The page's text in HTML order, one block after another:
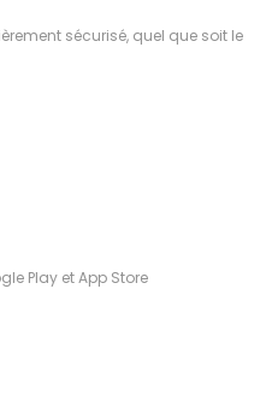
sécurisé, quel que soit le
Play et App Store